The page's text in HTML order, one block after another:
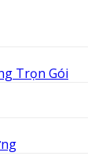
Trọn Gói